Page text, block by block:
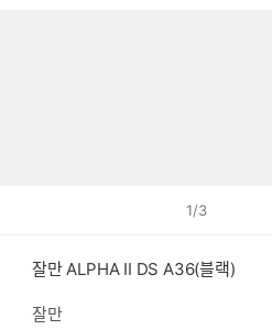
1/3
잘만 ALPHA II DS A36(블랙)
잘만